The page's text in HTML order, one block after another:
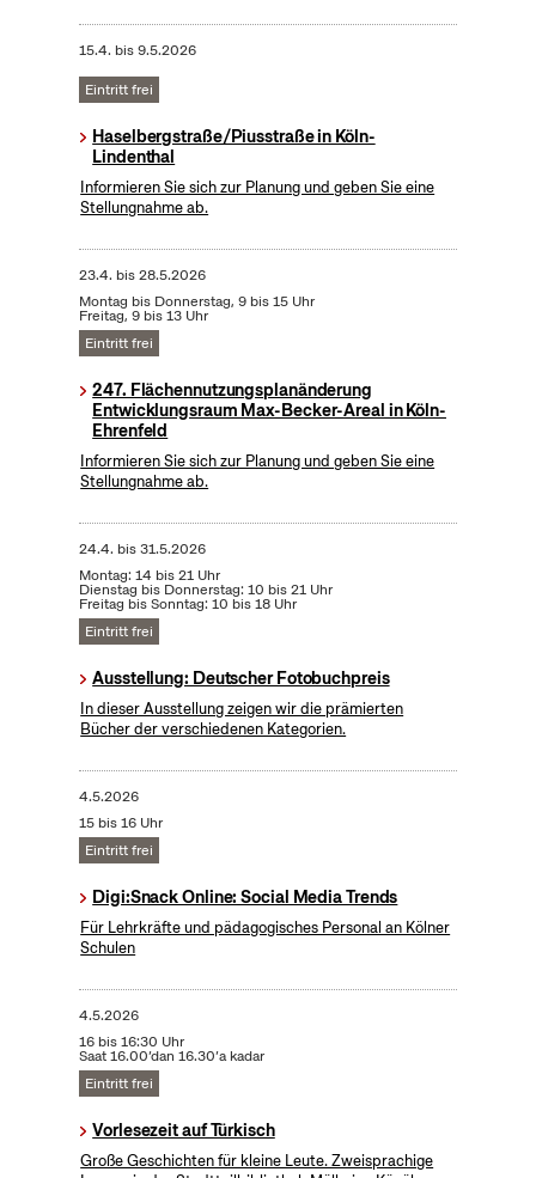
15.4. bis9.5.2026
Eintritt frei
Haselbergstraße/Piusstraße in Köln-
Lindenthal
Informieren Sie sich zur Planung und geben Sie eine
Stellungnahme ab.
23.4. bis28.5.2026
Montag bis Donnerstag, 9 bis 15 Uhr
Freitag, 9 bis 13 Uhr
Eintritt frei
247. Flächennutzungsplanänderung
Entwicklungsraum Max-Becker-Areal in Köln-
Ehrenfeld
Informieren Sie sich zur Planung und geben Sie eine
Stellungnahme ab.
24.4. bis31.5.2026
Montag: 14 bis 21 Uhr
Dienstag bis Donnerstag: 10 bis 21 Uhr
Freitag bis Sonntag: 10 bis 18 Uhr
Eintritt frei
Ausstellung: Deutscher Fotobuchpreis
In dieser Ausstellung zeigen wir die prämierten
Bücher der verschiedenen Kategorien.
4.5.2026
15 bis 16 Uhr
Eintritt frei
Digi:Snack Online: Social Media Trends
Für Lehrkräfte und pädagogisches Personal an Kölner
Schulen
4.5.2026
16 bis 16:30 Uhr
Saat 16.00’dan 16.30’a kadar
Eintritt frei
Vorlesezeit auf Türkisch
Große Geschichten für kleine Leute. Zweisprachige